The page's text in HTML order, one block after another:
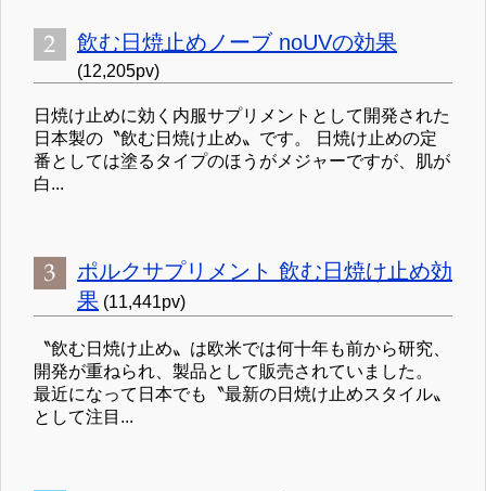
飲む日焼止めノーブ noUVの効果
(12,205pv)
日焼け止めに効く内服サプリメントとして開発された
日本製の〝飲む日焼け止め〟です。 日焼け止めの定
番としては塗るタイプのほうがメジャーですが、肌が
白...
ポルクサプリメント 飲む日焼け止め効
果 (11,441pv)
〝飲む日焼け止め〟は欧米では何十年も前から研究、
開発が重ねられ、製品として販売されていました。
最近になって日本でも〝最新の日焼け止めスタイル〟
として注目...